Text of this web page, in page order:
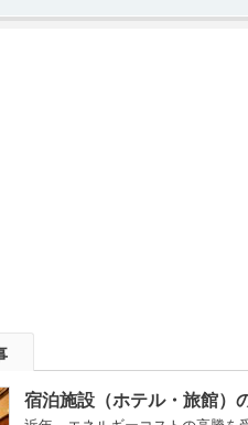
宿泊施設（ホテル・旅館）